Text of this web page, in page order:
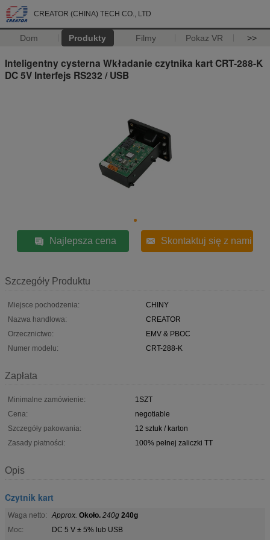
CREATOR (CHINA) TECH CO., LTD
Dom Produkty Filmy Pokaz VR >>
Inteligentny cysterna Wkładanie czytnika kart CRT-288-K
DC 5V Interfejs RS232 / USB
Najlepsza cena Skontaktuj się z nami
Szczegóły Produktu
Miejsce pochodzenia:
CHINY
Nazwa handlowa:
CREATOR
Orzecznictwo:
EMV & PBOC
Numer modelu:
CRT-288-K
Zapłata
Minimalne zamówienie:
1SZT
Cena:
negotiable
Szczegóły pakowania:
12 sztuk / karton
Zasady płatności:
100% pełnej zaliczki TT
Opis
Czytnik kart
Waga netto: Approx. Około. 240g 240g
Moc:
DC 5 V ± 5% lub USB